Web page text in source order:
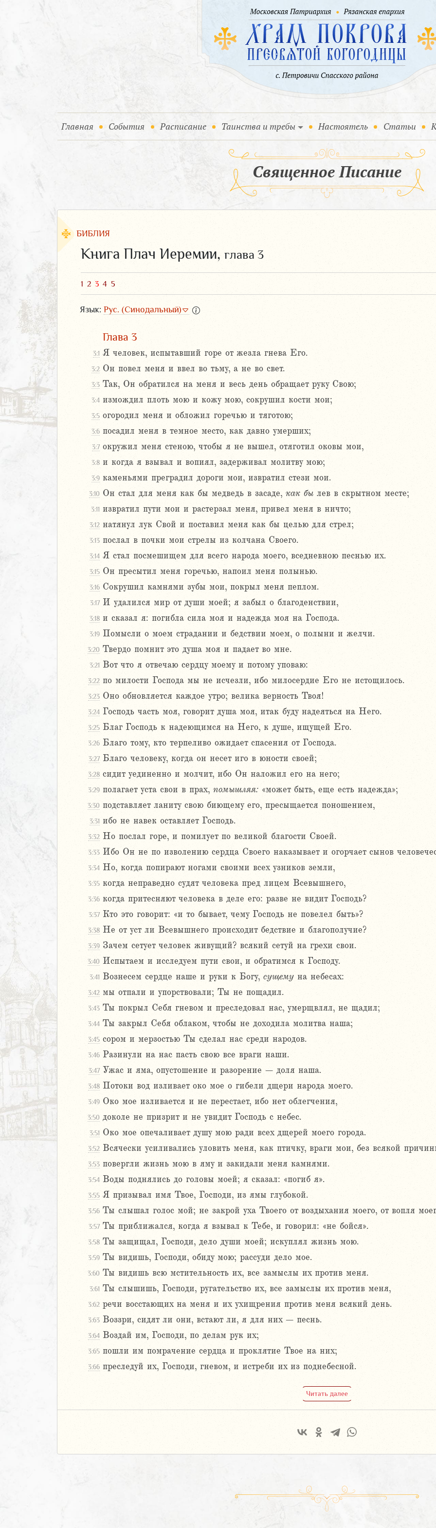
Главная (current)
События (current)
Расписание Таинства и требы Настоятель Статьи
Священное Писание
БИБЛИЯ
Иеремии
Книга Плач Иеремии, глава 3
1 2 3 4 5
Язык: Рус. (Синодальный)
Глава 3
3:1 Я человек, испытавший горе от жезла гнева Его.
3:2 Он повел меня и ввел во тьму, а не во свет.
3:3 Так, Он обратился на меня и весь день обращает руку Свою;
3:4 измождил плоть мою и кожу мою, сокрушил кости мои;
3:5 огородил меня и обложил горечью и тяготою;
3:6 посадил меня в темное место, как давно умерших;
3:7 окружил меня стеною, чтобы я не вышел, отяготил оковы мои,
3:8 и когда я взывал и вопиял, задерживал молитву мою;
3:9 каменьями преградил дороги мои, извратил стези мои.
3:10 Он стал для меня как бы медведь в засаде, как бы лев в скрытном месте;
3:11 извратил пути мои и растерзал меня, привел меня в ничто;
3:12 натянул лук Свой и поставил меня как бы целью для стрел;
3:13 послал в почки мои стрелы из колчана Своего.
3:14 Я стал посмешищем для всего народа моего, вседневною песнью их.
3:15 Он пресытил меня горечью, напоил меня полынью.
3:16 Сокрушил камнями зубы мои, покрыл меня пеплом.
3:17 И удалился мир от души моей; я забыл о благоденствии,
3:18 и сказал я: погибла сила моя и надежда моя на Господа.
3:19 Помысли о моем страдании и бедствии моем, о полыни и желчи.
3:20 Твердо помнит это душа моя и падает во мне.
3:21 Вот что я отвечаю сердцу моему и потому уповаю:
3:22 по милости Господа мы не исчезли, ибо милосердие Его не истощилось.
3:23 Оно обновляется каждое утро; велика верность Твоя!
3:24 Господь часть моя, говорит душа моя, итак буду надеяться на Него.
3:25 Благ Господь к надеющимся на Него, к душе, ищущей Его.
3:26 Благо тому, кто терпеливо ожидает спасения от Господа.
3:27 Благо человеку, когда он несет иго в юности своей;
3:28 сидит уединенно и молчит, ибо Он наложил его на него;
3:29 полагает уста свои в прах, помышляя: «может быть, еще есть надежда»;
3:30 подставляет ланиту свою биющему его, пресыщается поношением,
3:31 ибо не навек оставляет Господь.
3:32 Но послал горе, и помилует по великой благости Своей.
3:33 Ибо Он не по изволению сердца Своего наказывает и огорчает сынов
3:34 Но, когда попирают ногами своими всех узников земли,
3:35 когда неправедно судят человека пред лицем Всевышнего,
3:36 когда притесняют человека в деле его: разве не видит Господь?
3:37 Кто это говорит: «и то бывает, чему Господь не повелел быть»?
3:38 Не от уст ли Всевышнего происходит бедствие и благополучие?
3:39 Зачем сетует человек живущий? всякий сетуй на грехи свои.
3:40 Испытаем и исследуем пути свои, и обратимся к Господу.
3:41 Вознесем сердце наше и руки к Богу, сущему на небесах:
3:42 мы отпали и упорствовали; Ты не пощадил.
3:43 Ты покрыл Себя гневом и преследовал нас, умерщвлял, не щадил;
3:44 Ты закрыл Себя облаком, чтобы не доходила молитва наша;
3:45 сором и мерзостью Ты сделал нас среди народов.
3:46 Разинули на нас пасть свою все враги наши.
3:47 Ужас и яма, опустошение и разорение – доля наша.
3:48 Потоки вод изливает око мое о гибели дщери народа моего.
3:49 Око мое изливается и не перестает, ибо нет облегчения,
3:50 доколе не призрит и не увидит Господь с небес.
3:51 Око мое опечаливает душу мою ради всех дщерей моего города.
3:52 Всячески усиливались уловить меня, как птичку, враги мои, без всякой
3:53 повергли жизнь мою в яму и закидали меня камнями.
3:54 Воды поднялись до головы моей; я сказал: «погиб я».
3:55 Я призывал имя Твое, Господи, из ямы глубокой.
3:56 Ты слышал голос мой; не закрой уха Твоего от воздыхания моего, от вопля
3:57 Ты приближался, когда я взывал к Тебе, и говорил: «не бойся».
3:58 Ты защищал, Господи, дело души моей; искуплял жизнь мою.
3:59 Ты видишь, Господи, обиду мою; рассуди дело мое.
3:60 Ты видишь всю мстительность их, все замыслы их против меня.
3:61 Ты слышишь, Господи, ругательство их, все замыслы их против меня,
3:62 речи восстающих на меня и их ухищрения против меня всякий день.
3:63 Воззри, сидят ли они, встают ли, я для них – песнь.
3:64 Воздай им, Господи, по делам рук их;
3:65 пошли им помрачение сердца и проклятие Твое на них;
3:66 преследуй их, Господи, гневом, и истреби их из поднебесной.
Читать далее